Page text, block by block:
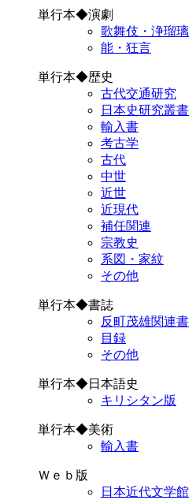
単行本◆演劇
歌舞伎・浄瑠璃
能・狂言
単行本◆歴史
古代交通研究
日本史研究叢書
輸入書
考古学
古代
中世
近世
近現代
補任関連
宗教史
系図・家紋
その他
単行本◆書誌
反町茂雄関連書
目録
その他
単行本◆日本語史
キリシタン版
単行本◆美術
輸入書
Ｗｅｂ版
日本近代文学館